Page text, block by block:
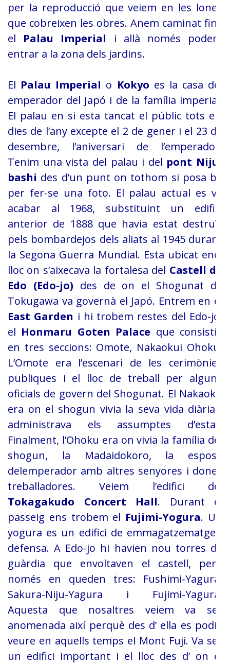
per la reproducció que veiem en les lones
que cobreixen les obres. Anem caminat fins
el Palau Imperial i allà només podem
entrar a la zona dels jardins.
El Palau Imperial o Kokyo es la casa del
emperador del Japó i de la família imperial.
El palau en si esta tancat el públic tots els
dies de l’any excepte el 2 de gener i el 23 de
desembre, l’aniversari de l’emperador.
Tenim una vista del palau i del pont Niju-
bashi des d’un punt on tothom si posa bé
per fer-se una foto. El palau actual es va
acabar al 1968, substituint un edifici
anterior de 1888 que havia estat destruït
pels bombardejos dels aliats al 1945 durant
la Segona Guerra Mundial. Esta ubicat enel
lloc on s’aixecava la fortalesa del Castell de
Edo (Edo-jo) des de on el Shogunat de
Tokugawa va governà el Japó. Entrem en el
East Garden i hi trobem restes del Edo-jo,
el Honmaru Goten Palace que consistia
en tres seccions: Omote, Nakaokui Ohoku.
L’Omote era l’escenari de les cerimònies
publiques i el lloc de treball per alguns
oficials de govern del Shogunat. El Nakaoku
era on el shogun vivia la seva vida diària i
administrava els assumptes d’estat.
Finalment, l’Ohoku era on vivia la família del
shogun, la Madaidokoro, la esposa
delemperador amb altres senyores i dones
treballadores. Veiem l’edifici del
Tokagakudo Concert Hall. Durant el
passeig ens trobem el Fujimi-Yogura. Un
yogura es un edifici de emmagatzematge i
defensa. A Edo-jo hi havien nou torres de
guàrdia que envoltaven el castell, però
només en queden tres: Fushimi-Yagura,
Sakura-Niju-Yagura i Fujimi-Yagura.
Aquesta que nosaltres veiemva ser
anomenada així perquè des d’ ella es podia
veure en aquells temps el Mont Fuji. Va ser
un edifici important i el lloc des d’ on el